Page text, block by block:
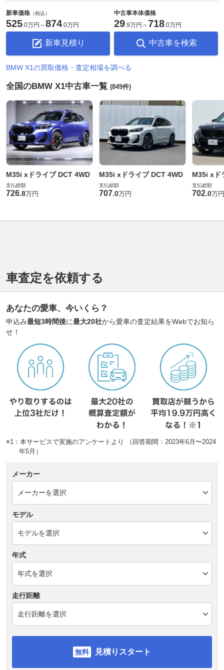
新車価格 （税込）
525.0万円 ～874.0万円
新車見積り
中古車本体価格
29.9万円 ～718.0万円
中古車を検索
BMW X1の買取価格・査定相場を調べる
全国のBMW X1中古車一覧 (849件)
M35i xドライブ DCT 4WD
支払総額
726.8万円
M35i xドライブ DCT 4WD
支払総額
707.0万円
M35i xド
支払総額
702.0万円
車査定を依頼する
あなたの愛車、今いくら？
申込み最短3時間後に最大20社から愛車の査定結果をWebでお知ら
せ！
※1：本サービスで実施のアンケートより （回答期間：2023年6月〜2024
年5月）
メーカー
モデル
年式
走行距離
見積りスタート